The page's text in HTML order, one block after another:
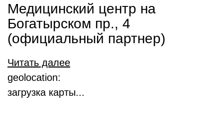
Медицинский центр на
Богатырском пр., 4
(официальный партнер)
Читать далее
geolocation:
загрузка карты...